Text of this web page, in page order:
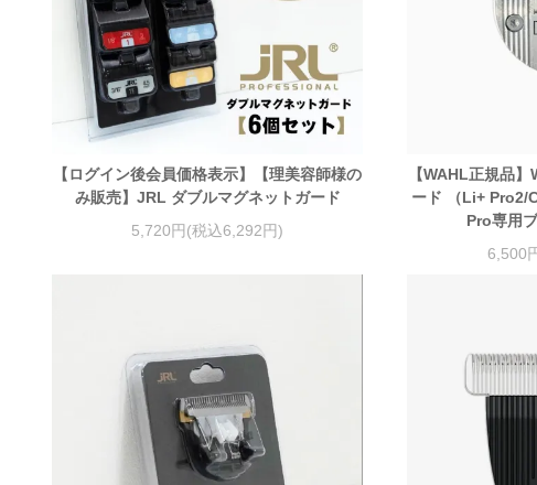
【ログイン後会員価格表示】【理美容師様の
み販売】JRL ダブルマグネットガード
5,720円(税込6,292円)
【WAHL正規品
ード （Li+ Pro2/
Pro専用
6,500